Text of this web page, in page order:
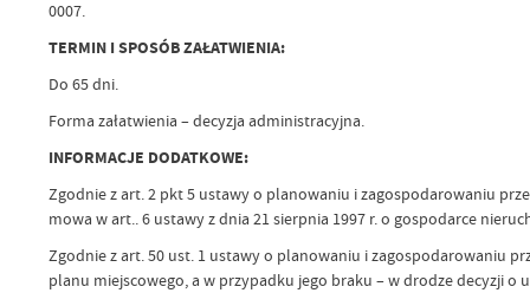
0007.
TERMIN I SPOSÓB ZAŁATWIENIA:
Do 65 dni.
Forma załatwienia – decyzja administracyjna.
INFORMACJE DODATKOWE:
Zgodnie z art. 2 pkt 5 ustawy o planowaniu i zagospodarowaniu
mowa w art.. 6 ustawy z dnia 21 sierpnia 1997 r. o gospodarce
Zgodnie z art. 50 ust. 1 ustawy o planowaniu i zagospodarowaniu
planu miejscowego, a w przypadku jego braku – w drodze decyzji